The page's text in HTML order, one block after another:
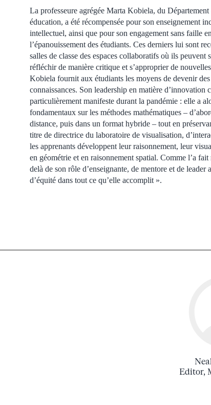
La professeure agrégée Marta Kobiela, du Département
éducation, a été récompensée pour son enseignement
intellectuel, ainsi que pour son engagement sans faille
l’épanouissement des étudiants. Ces derniers lui sont
salles de classe des espaces collaboratifs où ils peuvent
réfléchir de manière critique et s’approprier de
Kobiela fournit aux étudiants les moyens de devenir
connaissances. Son leadership en matière d’innovation
particulièrement manifeste durant la pandémie : elle a
fondamentaux sur les méthodes mathématiques –
distance, puis dans un format hybride – tout en
titre de directrice du laboratoire de visualisation,
les apprenants développent leur raisonnement, leur
en géométrie et en raisonnement spatial. Comme l’a
delà de son rôle d’enseignante, de mentore et de
d’équité dans tout ce qu’elle accomplit ».
Editor,